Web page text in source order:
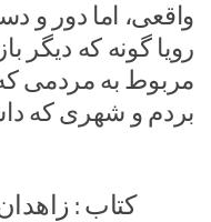
واقعی، اما دور و
رویا گونه که دیگر
مربوط به مردمی
بردم و شهری که
کتاب :